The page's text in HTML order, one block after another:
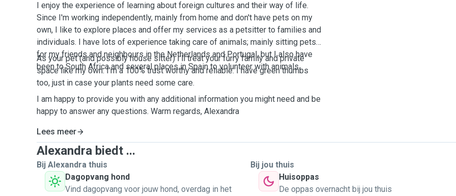
I enjoy the experience of learning about foreign cultures and their way of life.
Since I'm working independently, mainly from home and don't have pets on my
own, I like to explore places and offer my services as a petsitter to families and
individuals. I have lots of experience taking care of animals; mainly sitting pets
for my friends and neighbours in the Netherlands and Portugal, but I also have
been to South Africa and several places in Spain to volunteer with animals.
As your pet (and possibly house sitter) I'll treat your furry family and private
space like my own. I'm a 100% trust worthy and reliable. I have green thumbs
too, just in case your plants need some care.
I am happy to provide you with any additional information you might need and be
happy to answer any questions. Warm regards, Alexandra
Lees meer
Alexandra biedt ...
Bij Alexandra thuis
Dagopvang hond
Vind dagopvang voor jouw hond, overdag in het
Bij jou thuis
Huisoppas
De oppas overnacht bij jou thuis